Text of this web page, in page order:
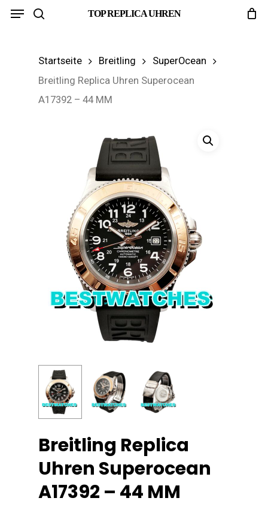
Skip
TOP REPLICA UHREN
Menu
Startseite Breitling
SuperOcean
Breitling Replica Uhren Superocean
A17392 – 44 MM
Breitling Replica
Uhren Superocean
A17392 – 44 MM